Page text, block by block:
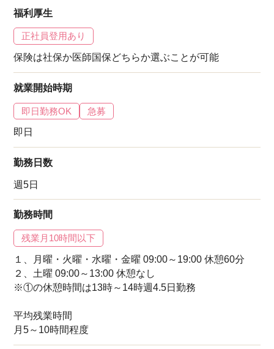
福利厚生
正社員登用あり
保険は社保か医師国保どちらか選ぶことが可能
就業開始時期
即日勤務OK 急募
即日
勤務日数
週5日
勤務時間
残業月10時間以下
１、月曜・火曜・水曜・金曜 09:00～19:00 休憩60分
２、土曜 09:00～13:00 休憩なし
※①の休憩時間は13時～14時週4.5日勤務
平均残業時間
月5～10時間程度